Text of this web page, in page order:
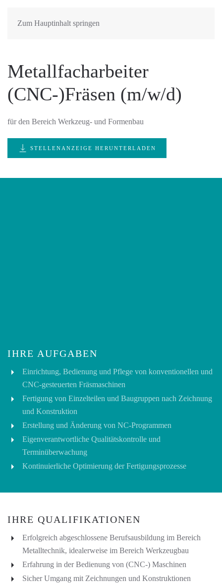
Zum Hauptinhalt springen
Metallfacharbeiter
(CNC-)Fräsen (m/w/d)
für den Bereich Werkzeug- und Formenbau
STELLENANZEIGE HERUNTERLADEN
IHRE AUFGABEN
Einrichtung, Bedienung und Pflege von konventionellen und
CNC-gesteuerten Fräsmaschinen
Fertigung von Einzelteilen und Baugruppen nach Zeichnung
und Konstruktion
Erstellung und Änderung von NC-Programmen
Eigenverantwortliche Qualitätskontrolle und
Terminüberwachung
Kontinuierliche Optimierung der Fertigungsprozesse
IHRE QUALIFIKATIONEN
Erfolgreich abgeschlossene Berufsausbildung im Bereich
Metalltechnik, idealerweise im Bereich Werkzeugbau
Erfahrung in der Bedienung von (CNC-) Maschinen
Sicher Umgang mit Zeichnungen und Konstruktionen